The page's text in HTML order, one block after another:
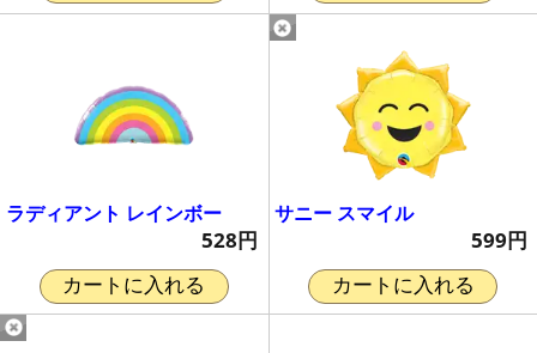
ラディアント レインボー
528円
カートに入れる
サニー スマイル
599円
カートに入れる